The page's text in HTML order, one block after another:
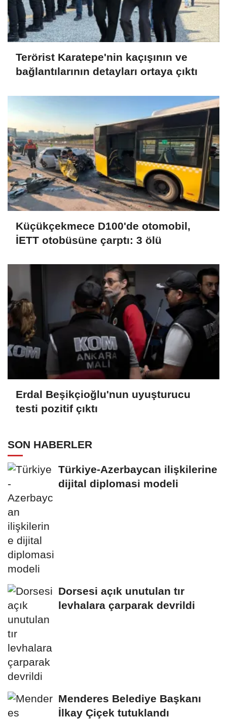
Terörist Karatepe'nin kaçışının ve
bağlantılarının detayları ortaya çıktı
Küçükçekmece D100'de otomobil,
İETT otobüsüne çarptı: 3 ölü
Erdal Beşikçioğlu'nun uyuşturucu
testi pozitif çıktı
SON HABERLER
Türkiye-Azerbaycan ilişkilerine
dijital diplomasi modeli
Dorsesi açık unutulan tır
levhalara çarparak devrildi
Menderes Belediye Başkanı
İlkay Çiçek tutuklandı